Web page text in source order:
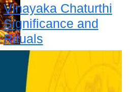
Vinayaka Chaturthi
Significance and
Rituals